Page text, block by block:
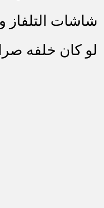
شاشات التلفاز
لو كان خلفه